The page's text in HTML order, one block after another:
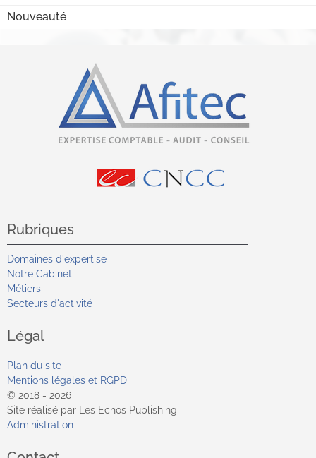
Nouveauté
Rubriques
Domaines d'expertise
Notre Cabinet
Métiers
Secteurs d'activité
Légal
Plan du site
Mentions légales et RGPD
© 2018 - 2026
Site réalisé par Les Echos Publishing
Administration